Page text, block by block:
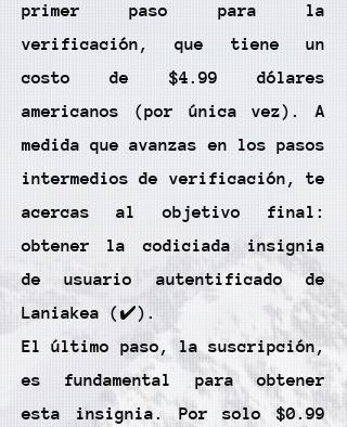
primer paso para la
verificación, que tiene un
costo de $4.99 dólares
americanos (por única vez). A
medida que avanzas en los pasos
intermedios de verificación, te
acercas al objetivo final:
obtener la codiciada insignia
de usuario autentificado de
Laniakea (✔️).
El último paso, la suscripción,
es fundamental para obtener
esta insignia. Por solo $0.99